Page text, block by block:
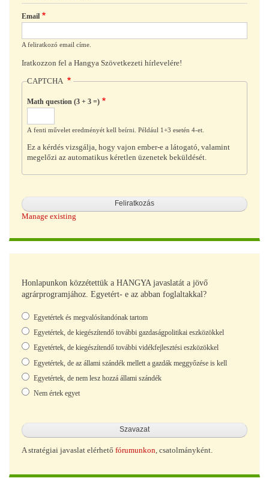
Email
A feliratkozó email címe.
Iratkozzon fel a Hangya Szövetkezeti hírlevelére!
CAPTCHA
Math question (3 + 3 =)
A fenti művelet eredményét kell beírni. Például 1+3 esetén 4-et.
Ez a kérdés vizsgálja, hogy vajon ember-e a látogató, valamint
megelőzi az automatikus kéretlen üzenetek beküldését.
Manage existing
Honlapunkon közzétettük a HANGYA javaslatát a jövő
agrárprogramjához. Egyetért- e az abban foglaltakkal?
Választások
Egyetértek és megvalósítandónak tartom
Egyetértek, de kiegészítendő további gazdaságpolitikai eszközökkel
Egyetértek, de kiegészítendő további vidékfejlesztési eszközökkel
Egyetértek, de az állami szándék mellett a gazdák meggyőzése is kell
Egyetértek, de nem lesz hozzá állami szándék
Nem értek egyet
A stratégiai javaslat elérhető fórumunkon, csatolmányként.